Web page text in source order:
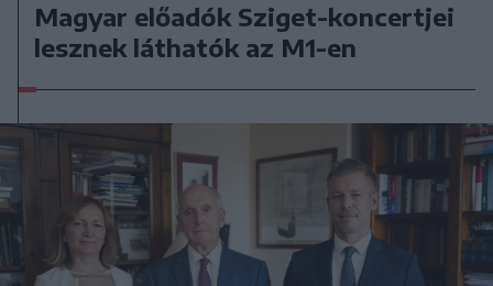
Magyar előadók Sziget-koncertjei
lesznek láthatók az M1-en